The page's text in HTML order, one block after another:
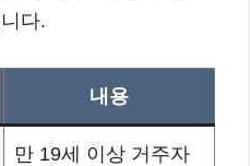
다.
내용
만 19세 이상 거주자